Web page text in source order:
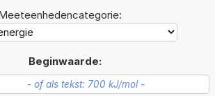
Beginwaarde: